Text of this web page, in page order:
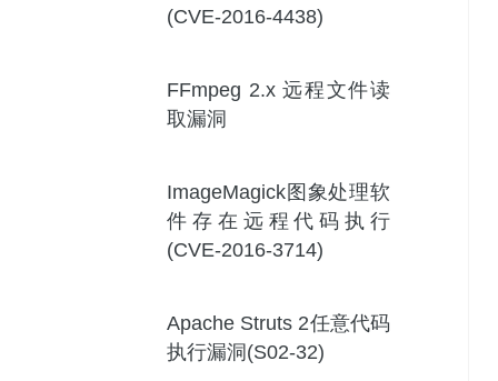
(CVE-2016-4438)
FFmpeg 2.x 远程文件读
取漏洞
ImageMagick图象处理软
件存在远程代码执行
(CVE-2016-3714)
Apache Struts 2任意代码
执行漏洞(S02-32)